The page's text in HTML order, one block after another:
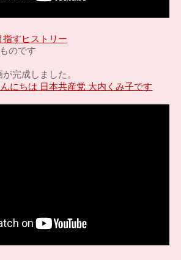
すヒストリー
のです
完成しました。
んにちは 日本共産党 大内くみ子です